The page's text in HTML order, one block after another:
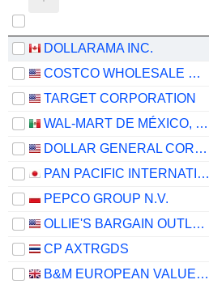
DOLLARAMA INC.
COSTCO WHOLESALE CORPORATION
TARGET CORPORATION
WAL-MART DE MÉXICO, S.A.B. DE C.V.
DOLLAR GENERAL CORPORATION
PAN PACIFIC INTERNATIONAL HOLDINGS CORPORATION
PEPCO GROUP N.V.
OLLIE'S BARGAIN OUTLET HOLDINGS, INC.
CP AXTRGDS
B&M EUROPEAN VALUE RETAIL PLC